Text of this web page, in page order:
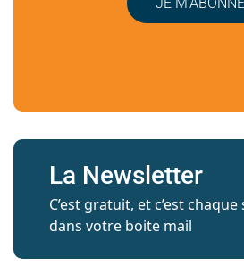
La Newsletter
C’est gratuit, et c’est
dans votre boite mail